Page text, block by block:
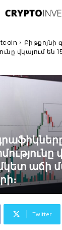
Բիթքոյնի
վկայում
աճի
Twitter